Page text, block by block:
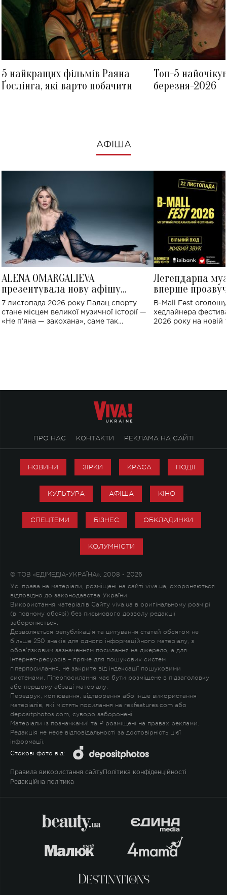
5 найкращих фільмів Раяна
Ґослінга, які варто побачити
Топ-5
березня-2026
АФІША
ALENA OMARGALIEVA
презентувала нову афішу
великого концерту в Палаці
спорту
7 листопада 2026 року Палац спорту
стане місцем великої музичної історії —
«Не пʼяна — закохана», саме так
Легендарна
вперше
Україні: де
B-Mall Fest
хедлайнера
2026 року на новій
ПРО НАС КОНТАКТИ РЕКЛАМА НА САЙТІ
НОВИНИ ЗІРКИ КРАСА ПОДІЇ
КУЛЬТУРА АФІША КІНО
СПЕЦТЕМИ БІЗНЕС ОБКЛАДИНКИ
КОЛУМНІСТИ
© ТОВ «ЕДІМЕДІА-УКРАЇНА», 2008 - 2026
Усі права на матеріали, розміщені на сайті viva.ua, охороняються
відповідно до законодавства України.
Використання матеріалів Сайту viva.ua в оригінальному розмірі
(в повному обсязі) без письмового дозволу редакції
забороняється.
Дозволяється републікація та цитування статей обсягом не
більше 250 знаків для одного інформаційного матеріалу, з
обов'язковим зазначенням посилання на джерело, а для
Інтернет-ресурсів – пряме для пошукових систем
гіперпосилання, не закрите від індексації пошуковими
системами. Гіперпосилання має бути розміщене в підзаголовку
або першому абзаці матеріалу.
Передрук, копіювання, відтворення або інше використання
матеріалів, які містять посилання на rexfeatures.com або
depositphotos.com, суворо заборонені.
Матеріали із позначками! та P розміщені на правах реклами.
Редакція не несе відповідальності за достовірність цієї
інформації.
Стокові фото від:
Правила використання сайту Політика конфіденційності
Редакційна політика